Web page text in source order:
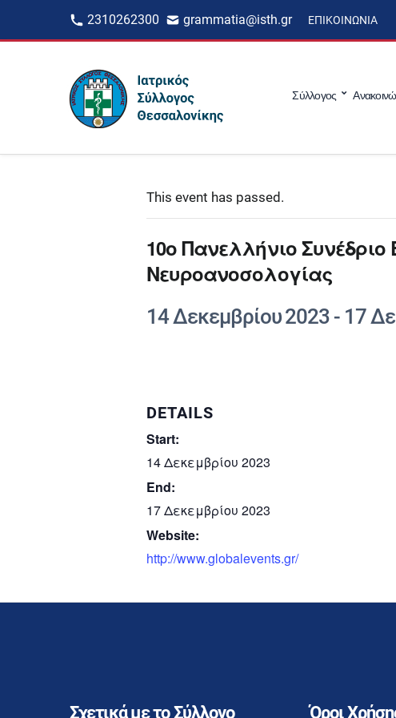
2310262300 grammatia@isth.gr ΕΠΙΚΟΙΝΩΝΊΑ
Σύλλογος
This event has passed.
10ο Πανελλήνιο
Νευροανοσολογίας
14 Δεκεμβρίου 2023 - 17
DETAILS
Start:
14 Δεκεμβρίου 2023
End:
17 Δεκεμβρίου 2023
Website:
http://www.globalevents.gr/
Σχετικά με το Σύλλογο Όροι